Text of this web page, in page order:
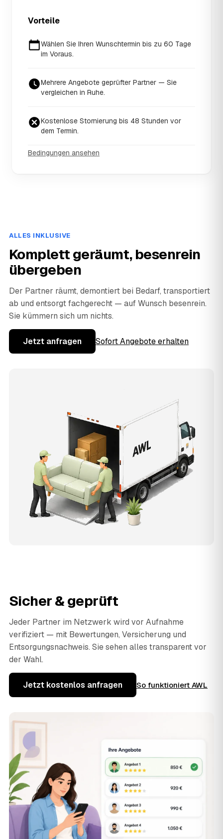
Vorteile
Wählen Sie Ihren Wunschtermin bis zu 60 Tage
im Voraus.
Mehrere Angebote geprüfter Partner — Sie
vergleichen in Ruhe.
Kostenlose Stornierung bis 48 Stunden vor
dem Termin.
Bedingungen ansehen
ALLES INKLUSIVE
Komplett geräumt, besenrein
übergeben
Der Partner räumt, demontiert bei Bedarf, transportiert
ab und entsorgt fachgerecht — auf Wunsch besenrein.
Sie kümmern sich um nichts.
Jetzt anfragen Sofort Angebote erhalten
Sicher & geprüft
Jeder Partner im Netzwerk wird vor Aufnahme
verifiziert — mit Bewertungen, Versicherung und
Entsorgungsnachweis. Sie sehen alles transparent vor
der Wahl.
Jetzt kostenlos anfragen So funktioniert AWL